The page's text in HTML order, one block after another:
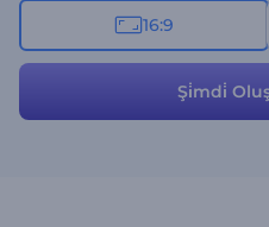
sunumları, çevre içerikleri, iklim
fazlası için mükemmeldir. Hemen
16:9
Şi̇mdi̇